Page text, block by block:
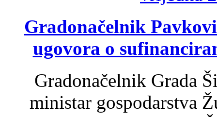
Gradonačelnik
ugovora o
Gradonačelnik Grada
ministar gospodarstva